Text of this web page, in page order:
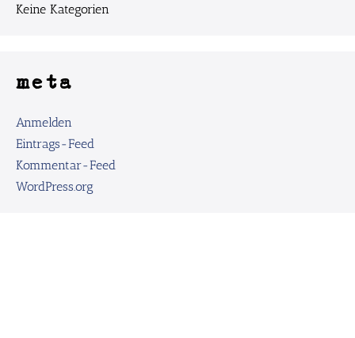
Keine Kategorien
meta
Anmelden
Eintrags-Feed
Kommentar-Feed
WordPress.org